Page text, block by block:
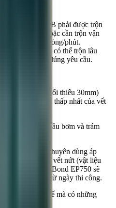
phần A và B phải được trộn
trộn điện hoặc cần trộn vận
độ 300÷ 600 vòng/phút.
02 phút nhưng có thể trộn lâu
độ đồng nhất đúng yêu cầu.
khoan lỗ (sâu tối thiểu 30mm)
chiều) tại vị trí thấp nhất của vết
để trám gắn đầu bơm và trám
vết nứt.
máy bơm chuyên dùng áp
đến khi lấp đầy vết nứt (vật liệu
vết nứt). BestBond EP750 sẽ
07 ngày kể từ ngày thi công.
hợp cụ thể mà có những
hợp khác.